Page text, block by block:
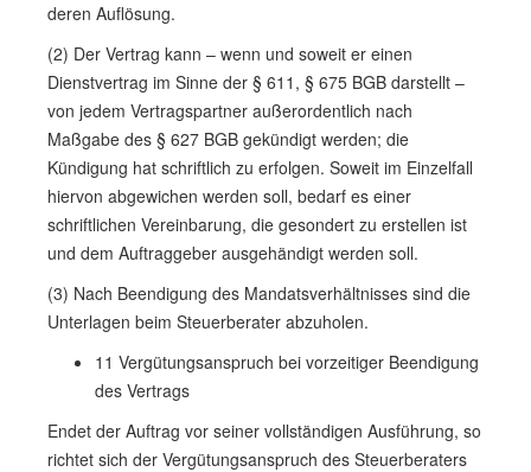
deren Auflösung.
(2) Der Vertrag kann – wenn und soweit er einen
Dienstvertrag im Sinne der § 611, § 675 BGB darstellt –
von jedem Vertragspartner außerordentlich nach
Maßgabe des § 627 BGB gekündigt werden; die
Kündigung hat schriftlich zu erfolgen. Soweit im Einzelfall
hiervon abgewichen werden soll, bedarf es einer
schriftlichen Vereinbarung, die gesondert zu erstellen ist
und dem Auftraggeber ausgehändigt werden soll.
(3) Nach Beendigung des Mandatsverhältnisses sind die
Unterlagen beim Steuerberater abzuholen.
11 Vergütungsanspruch bei vorzeitiger Beendigung
des Vertrags
Endet der Auftrag vor seiner vollständigen Ausführung, so
richtet sich der Vergütungsanspruch des Steuerberaters